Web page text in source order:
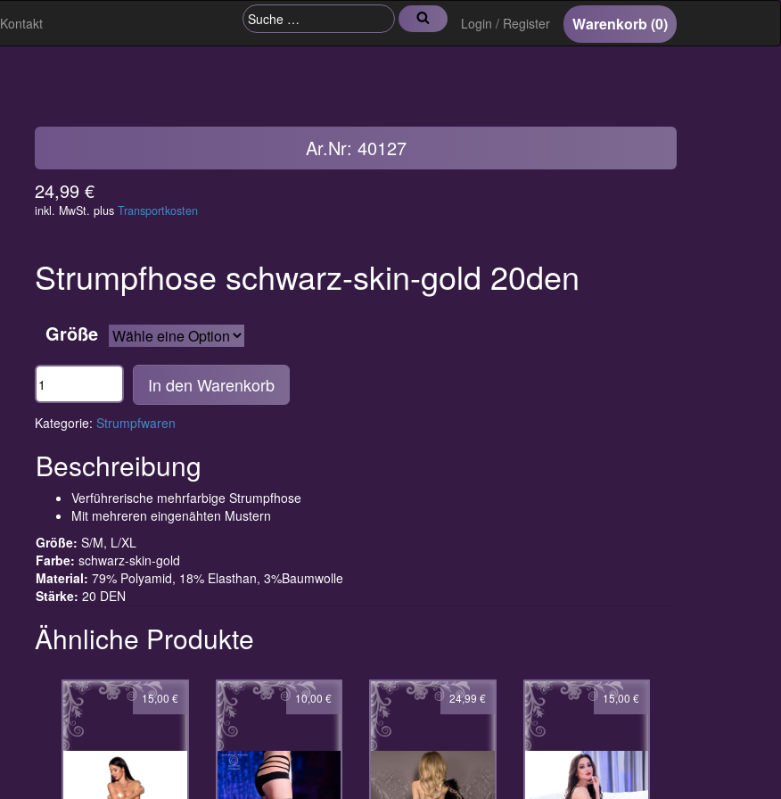
Kontakt Suche nach: SucheLogin / Register Warenkorb(0)
Ar.Nr: 40127
24,99 €
inkl. MwSt. plus Transportkosten
Strumpfhose schwarz-skin-gold 20den
Größe
Anzahl In den Warenkorb
Kategorie: Strumpfwaren
Beschreibung
Verführerische mehrfarbige Strumpfhose
Mit mehreren eingenähten Mustern
Größe: S/M, L/XL
Farbe: schwarz-skin-gold
Material: 79% Polyamid, 18% Elasthan, 3%Baumwolle
Stärke: 20 DEN
Ähnliche Produkte
15,00 € 10,00 € 24,99 € 15,00 €